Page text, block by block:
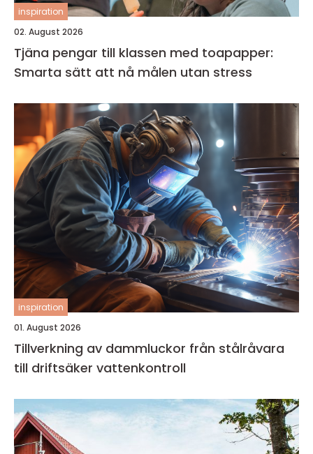
inspiration
02. August 2026
Tjäna pengar till klassen med toapapper:
Smarta sätt att nå målen utan stress
inspiration
01. August 2026
Tillverkning av dammluckor från stålråvara
till driftsäker vattenkontroll